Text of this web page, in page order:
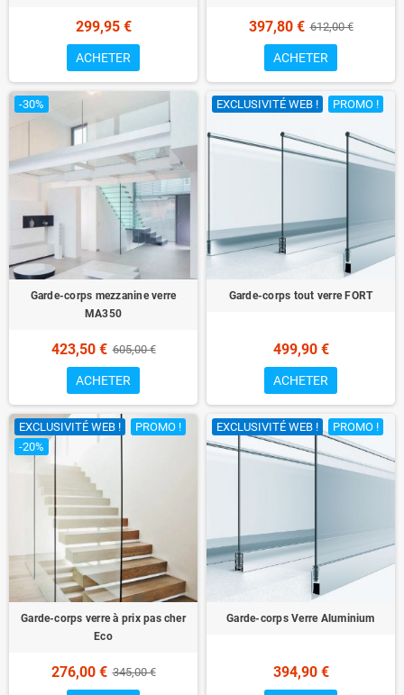
299,95 €
ACHETER
397,80 € 612,00 €
ACHETER
-30%
Garde-corps mezzanine verre
MA350
423,50 € 605,00 €
ACHETER
EXCLUSIVITÉ WEB ! PROMO !
Garde-corps tout verre FORT
499,90 €
ACHETER
EXCLUSIVITÉ WEB !
PROMO !
-20%
Garde-corps verre à prix pas cher
Eco
276,00 € 345,00 €
EXCLUSIVITÉ WEB ! PROMO !
Garde-corps Verre Aluminium
394,90 €